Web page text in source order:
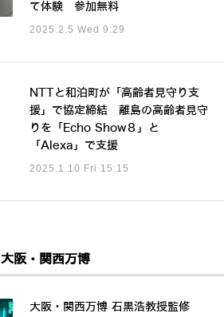
て体験 参加無料
2025.2.5 Wed 9:29
NTTと和泊町が「高齢者見守り支
援」で協定締結 離島の高齢者見守
りを「Echo Show８」と
「Alexa」で支援
2025.1.10 Fri 15:15
大阪・関西万博
大阪・関西万博 石黒浩教授監修